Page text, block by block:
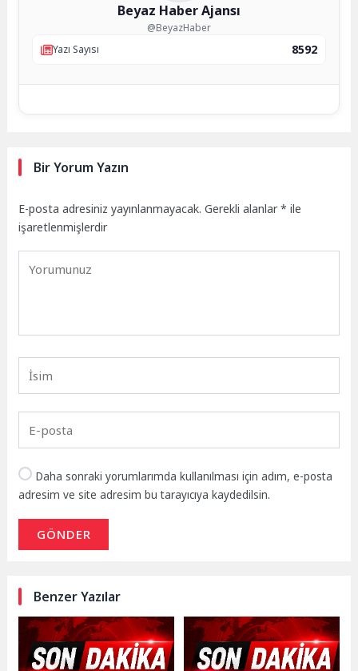
Beyaz Haber Ajansı
@BeyazHaber
Yazı Sayısı
8592
Bir Yorum Yazın
E-posta adresiniz yayınlanmayacak. Gerekli alanlar* ile
işaretlenmişlerdir
Daha sonraki yorumlarımda kullanılması için adım, e-posta
adresim ve site adresim bu tarayıcıya kaydedilsin.
GÖNDER
Benzer Yazılar